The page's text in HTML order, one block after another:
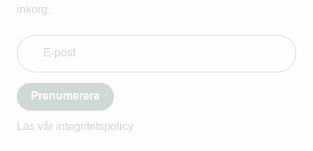
inkorg.
Prenumerera
Läs vår integritetspolicy